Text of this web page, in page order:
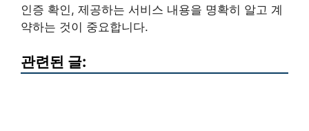
인증 확인, 제공하는 서비스 내용을 명확히 알고 계
약하는 것이 중요합니다.
관련된 글: